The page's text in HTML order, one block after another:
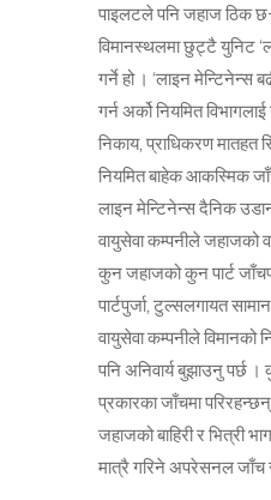
पाइलटले पनि जहाज ठिक
विमानस्थलमा छुट्टै युनिट
गर्ने हो । ‘लाइन मेन्टिनेन्स
गर्न अर्को नियमित
निकाय, प्राधिकरण मातहत
नियमित बाहेक आकस्मिक
लाइन मेन्टिनेन्स दैनिक
वायुसेवा कम्पनीले जहाजको
कुन जहाजको कुन पार्ट
पार्टपुर्जा, टुल्सलगायत
वायुसेवा कम्पनीले विमानको
पनि अनिवार्य बुझाउनु पर्छ
प्रकारका जाँचमा
जहाजको बाहिरी र
मात्रै गरिने अपरेसनल जाँच